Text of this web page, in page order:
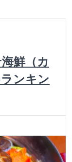
鮮（カ
ンキン